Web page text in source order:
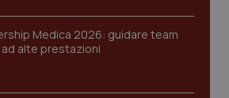
Medica 2026: guidare team
ad alte prestazioni